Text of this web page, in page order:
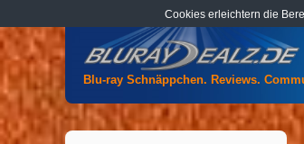
Blu-ray Schnäppchen. Reviews.
Cookies erleichtern die